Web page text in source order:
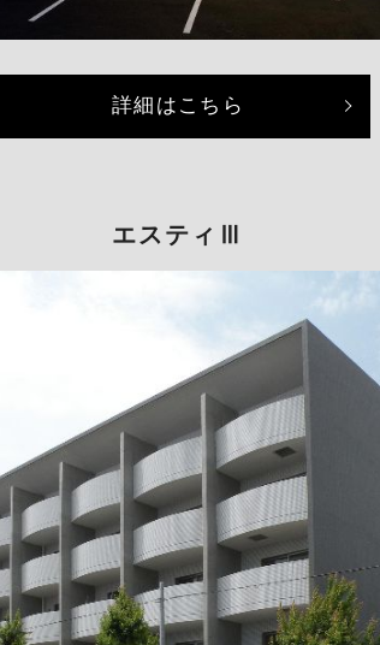
詳細はこちら
エスティⅢ